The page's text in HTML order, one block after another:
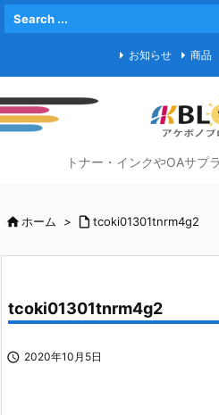
お知らせ 商品
トナー・インクやOAサプ
ホーム >  tcoki01301tnrm4g2
tcoki01301tnrm4g2
 2020年10月5日